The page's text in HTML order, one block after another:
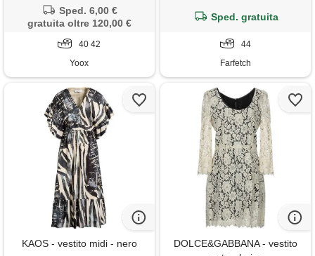
Sped. 6,00 €
gratuita oltre 120,00 €
40 42
Yoox
Sped. gratuita
44
Farfetch
KAOS - vestito midi - nero
DOLCE&GABBANA - vestito